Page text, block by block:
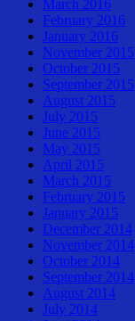
March 2016
February 2016
January 2016
November 2015
October 2015
September 2015
August 2015
July 2015
June 2015
May 2015
April 2015
March 2015
February 2015
January 2015
December 2014
November 2014
October 2014
September 2014
August 2014
July 2014